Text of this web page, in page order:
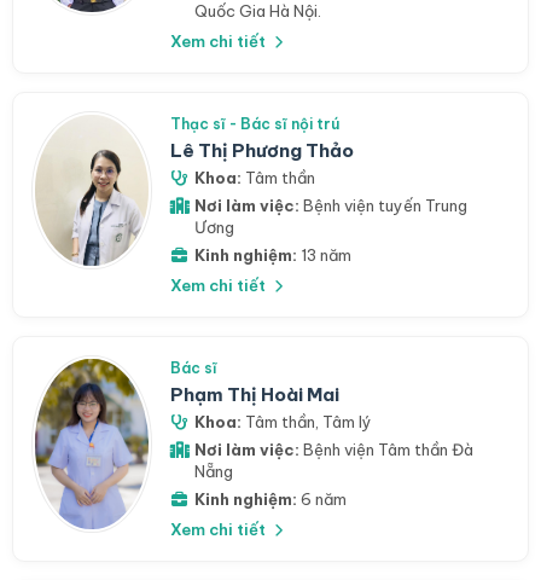
Quốc Gia Hà Nội.
Xem chi tiết
Thạc sĩ - Bác sĩ nội trú
Lê Thị Phương Thảo
Khoa: Tâm thần
Nơi làm việc: Bệnh viện tuyến Trung
Ương
Kinh nghiệm: 13 năm
Xem chi tiết
Bác sĩ
Phạm Thị Hoài Mai
Khoa: Tâm thần Tâm lý
Nơi làm việc: Bệnh viện Tâm thần Đà
Nẵng
Kinh nghiệm: 6 năm
Xem chi tiết